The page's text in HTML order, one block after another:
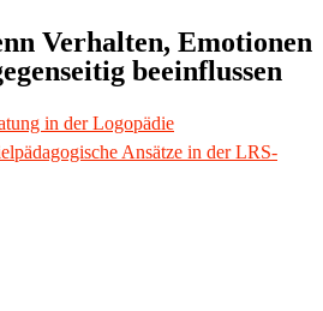
Verhalten, Emotionen
beeinflussen
in der Logopädie
Ansätze in der LRS-